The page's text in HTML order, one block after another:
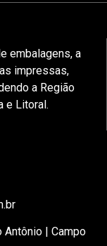
embalagens, a
impressas,
a Região
e Litoral.
Antônio | Campo